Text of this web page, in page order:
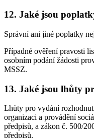
12. Jaké jsou
Správní ani jiné poplatky
Případné ověření pravosti
osobním podání žádosti
MSSZ.
13. Jaké jsou lhůty
Lhůty pro vydání
organizaci a provádění
předpisů, a zákon č. 500/
předpisů.